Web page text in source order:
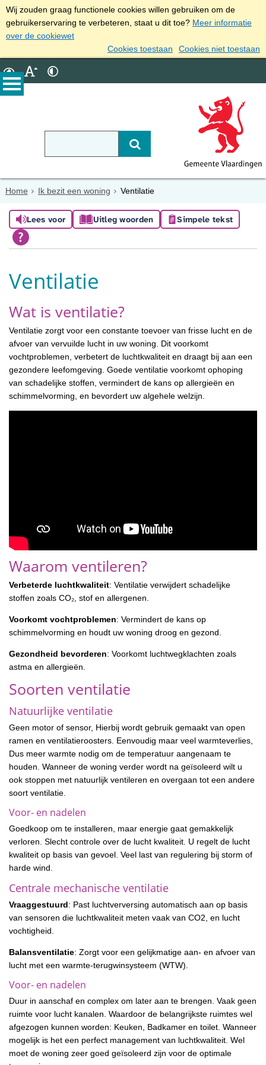
Wij zouden graag functionele cookies willen gebruiken om de
gebruikerservaring te verbeteren, staat u dit toe? Meer informatie
over de cookiewet
Cookies toestaan
Cookies niet toestaan
Home Ik bezit een woning Ventilatie
Lees voor Uitleg woorden Simpele tekst
Ventilatie
Wat is ventilatie?
Ventilatie zorgt voor een constante toevoer van frisse lucht en de
afvoer van vervuilde lucht in uw woning. Dit voorkomt
vochtproblemen, verbetert de luchtkwaliteit en draagt bij aan een
gezondere leefomgeving. Goede ventilatie voorkomt ophoping
van schadelijke stoffen, vermindert de kans op allergieën en
schimmelvorming, en bevordert uw algehele welzijn.
Waarom ventileren?
Verbeterde luchtkwaliteit: Ventilatie verwijdert schadelijke
stoffen zoals CO₂, stof en allergenen.
Voorkomt vochtproblemen: Vermindert de kans op
schimmelvorming en houdt uw woning droog en gezond.
Gezondheid bevorderen: Voorkomt luchtwegklachten zoals
astma en allergieën.
Soorten ventilatie
Natuurlijke ventilatie
Geen motor of sensor, Hierbij wordt gebruik gemaakt van open
ramen en ventilatieroosters. Eenvoudig maar veel warmteverlies,
Dus meer warmte nodig om de temperatuur aangenaam te
houden. Wanneer de woning verder wordt na geïsoleerd wilt u
ook stoppen met natuurlijk ventileren en overgaan tot een andere
soort ventilatie.
Voor- en nadelen
Goedkoop om te installeren, maar energie gaat gemakkelijk
verloren. Slecht controle over de lucht kwaliteit. U regelt de lucht
kwaliteit op basis van gevoel. Veel last van regulering bij storm of
harde wind.
Centrale mechanische ventilatie
Vraaggestuurd: Past luchtverversing automatisch aan op basis
van sensoren die luchtkwaliteit meten vaak van CO2, en lucht
vochtigheid.
Balansventilatie: Zorgt voor een gelijkmatige aan- en afvoer van
lucht met een warmte-terugwinsysteem (WTW).
Voor- en nadelen
Duur in aanschaf en complex om later aan te brengen. Vaak geen
ruimte voor lucht kanalen. Waardoor de belangrijkste ruimtes wel
afgezogen kunnen worden: Keuken, Badkamer en toilet. Wanneer
mogelijk is het een perfect management van luchtkwaliteit. Wel
moet de woning zeer goed geïsoleerd zijn voor de optimale